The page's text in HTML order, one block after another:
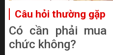
Câu hỏi thường gặp
Có cần phải
chức không?